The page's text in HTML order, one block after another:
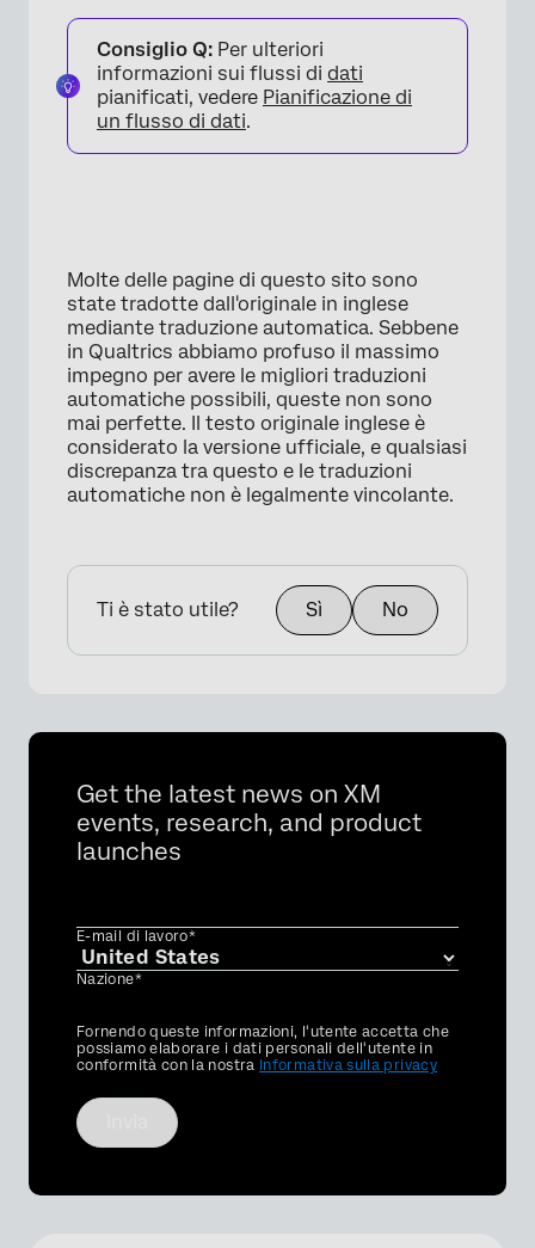
Consiglio Q: Per ulteriori
informazioni sui flussi di dati
pianificati, vedere Pianificazione di
un flusso di dati.
Molte delle pagine di questo sito sono
state tradotte dall'originale in inglese
mediante traduzione automatica. Sebbene
in Qualtrics abbiamo profuso il massimo
impegno per avere le migliori traduzioni
automatiche possibili, queste non sono
mai perfette. Il testo originale inglese è
considerato la versione ufficiale, e qualsiasi
discrepanza tra questo e le traduzioni
automatiche non è legalmente vincolante.
Ti è stato utile? Sì No
Get the latest news on XM
events, research, and product
launches
E-mail di lavoro*
Nazione*
Privacy
Optin
Fornendo queste informazioni, l'utente accetta che
possiamo elaborare i dati personali dell'utente in
conformità con la nostra Informativa sulla privacy